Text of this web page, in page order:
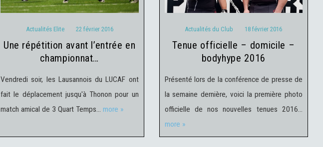
Actualités Elite 22 février 2016
une répétition avant l’entrée en
championnat…
Vendredi soir, les Lausannois du LUCAF ont
fait le déplacement jusqu'à Thonon pour un
match amical de 3 Quart Temps… more »
Actualités du Club 18 février 2016
tenue officielle – domicile –
bodyhype 2016
Présenté lors de la conférence de presse de
la semaine dernière, voici la première photo
officielle de nos nouvelles tenues 2016…
more »